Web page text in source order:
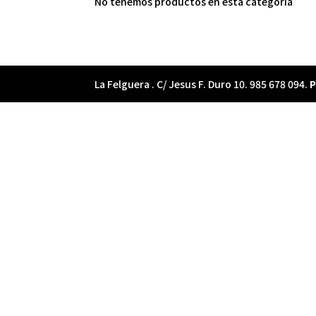
La Felguera . C/ Jesus F. Duro 10. 985 678 094.